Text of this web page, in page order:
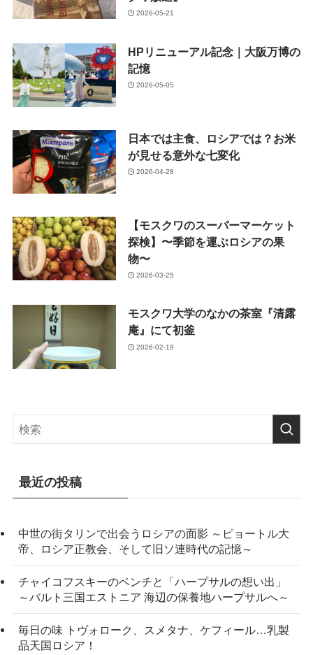
2026-05-21
HPリニューアル記念｜大阪万博の
記憶
2026-05-05
日本では主食、ロシアでは？お米
が見せる意外な七変化
2026-04-28
【モスクワのスーパーマーケット
探検】〜季節を運ぶロシアの果
物〜
2026-03-25
モスクワ大学のなかの茶室『清露
庵』にて初釜
2026-02-19
最近の投稿
中世の街タリンで出会うロシアの面影 ～ピョートル大
帝、ロシア正教会、そして旧ソ連時代の記憶～
チャイコフスキーのベンチと「ハープサルの想い出」
～バルト三国エストニア 海辺の保養地ハープサルへ～
毎日の味 トヴォローク、スメタナ、ケフィール…乳製
品天国ロシア！